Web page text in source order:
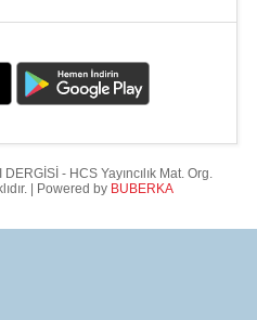
- HCS Yayıncılık Mat. Org.
| Powered by BUBERKA